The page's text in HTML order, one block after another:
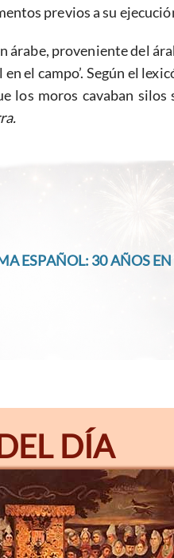
previos a su
árabe, proveniente del
en el campo’. Según el
los moros cavaban
ESPAÑOL: 30 AÑOS
DÍA